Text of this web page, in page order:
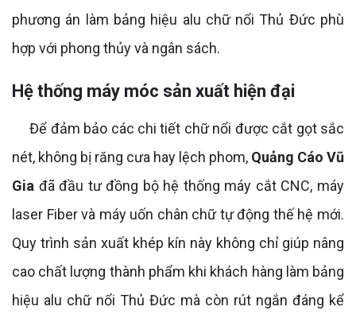
phương án làm bảng hiệu alu chữ nổi Thủ Đức phù
hợp với phong thủy và ngân sách.
Hệ thống máy móc sản xuất hiện đại
Để đảm bảo các chi tiết chữ nổi được cắt gọt sắc
nét, không bị răng cưa hay lệch phom, Quảng Cáo Vũ
Gia đã đầu tư đồng bộ hệ thống máy cắt CNC, máy
laser Fiber và máy uốn chân chữ tự động thế hệ mới.
Quy trình sản xuất khép kín này không chỉ giúp nâng
cao chất lượng thành phẩm khi khách hàng làm bảng
hiệu alu chữ nổi Thủ Đức mà còn rút ngắn đáng kể